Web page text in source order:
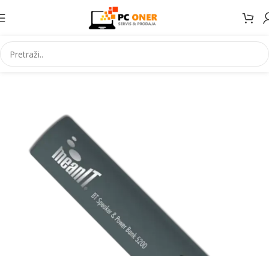
Početna Elektronika Mobiteli Dodaci za mobitele